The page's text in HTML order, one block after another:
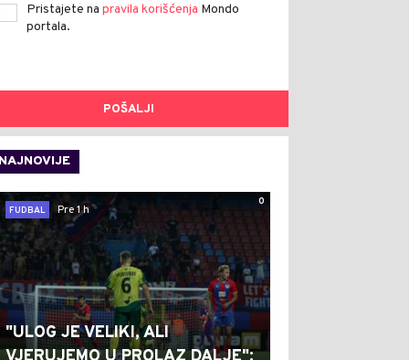
Pristajete na pravila korišćenja Mondo
portala.
POŠALJI
NAJNOVIJE
0
FUDBAL
Pre 1 h
"ULOG JE VELIKI, ALI